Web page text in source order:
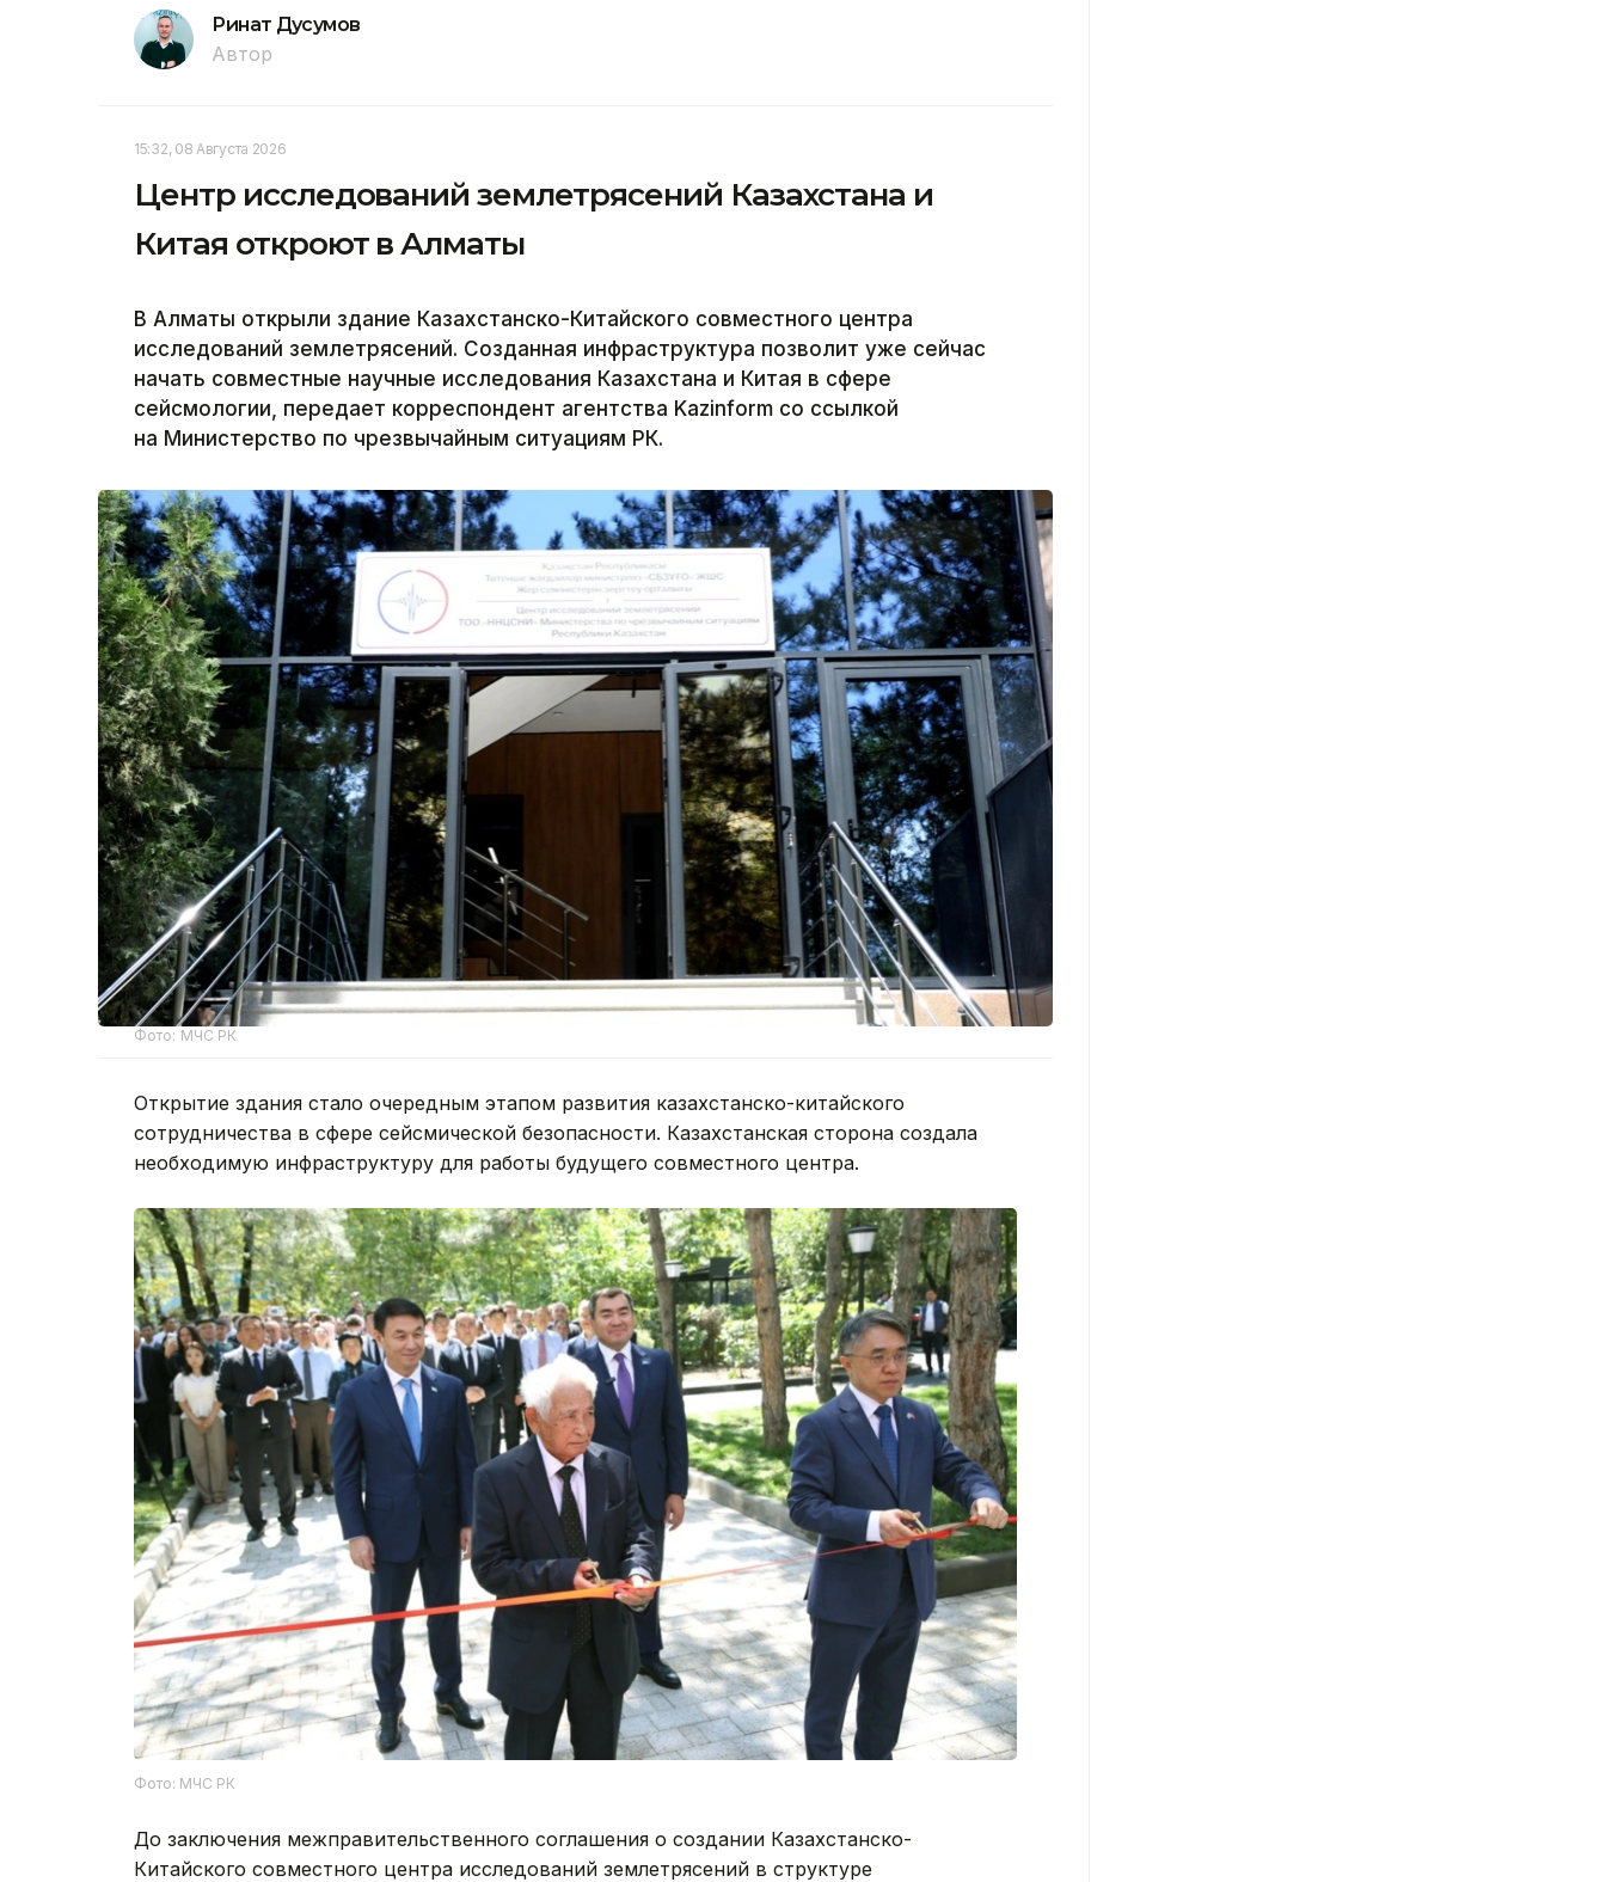
Ринат Дусумов
Автор
15:32, 08 Августа 2026
Центр исследований землетрясений Казахстана и
Китая откроют в Алматы
В Алматы открыли здание Казахстанско-Китайского совместного центра
исследований землетрясений. Созданная инфраструктура позволит уже сейчас
начать совместные научные исследования Казахстана и Китая в сфере
сейсмологии, передает корреспондент агентства Kazinform со ссылкой
на Министерство по чрезвычайным ситуациям РК.
Фото: МЧС РК
Открытие здания стало очередным этапом развития казахстанско-китайского
сотрудничества в сфере сейсмической безопасности. Казахстанская сторона создала
необходимую инфраструктуру для работы будущего совместного центра.
Фото: МЧС РК
До заключения межправительственного соглашения о создании Казахстанско-
Китайского совместного центра исследований землетрясений в структуре